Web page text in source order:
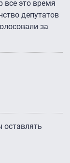
это время
депутатов
за
оставлять